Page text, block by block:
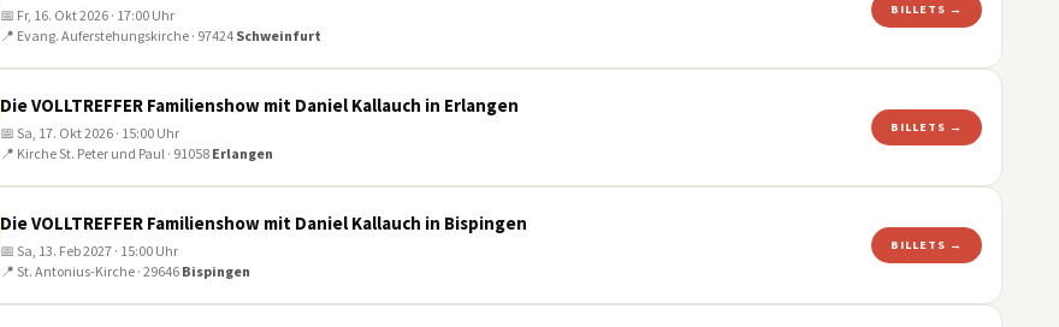
📅 Fr, 16. Okt 2026 · 17:00 Uhr
📍 Evang. Auferstehungskirche · 97424 Schweinfurt
BILLETS →
Die VOLLTREFFER Familienshow mit Daniel Kallauch in Erlangen
📅 Sa, 17. Okt 2026 · 15:00 Uhr
📍 Kirche St. Peter und Paul · 91058 Erlangen
BILLETS →
Die VOLLTREFFER Familienshow mit Daniel Kallauch in Bispingen
📅 Sa, 13. Feb 2027 · 15:00 Uhr
📍 St. Antonius-Kirche · 29646 Bispingen
BILLETS →